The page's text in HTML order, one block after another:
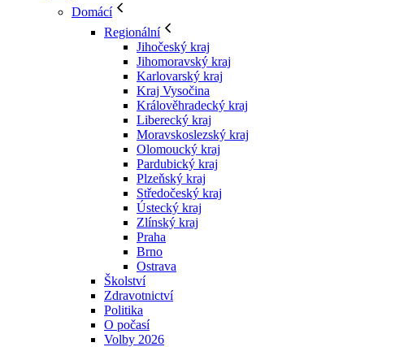
Domácí
Regionální
Jihočeský kraj
Jihomoravský kraj
Karlovarský kraj
Kraj Vysočina
Králověhradecký kraj
Liberecký kraj
Moravskoslezský kraj
Olomoucký kraj
Pardubický kraj
Plzeňský kraj
Středočeský kraj
Ústecký kraj
Zlínský kraj
Praha
Brno
Ostrava
Školství
Zdravotnictví
Politika
O počasí
Volby 2026